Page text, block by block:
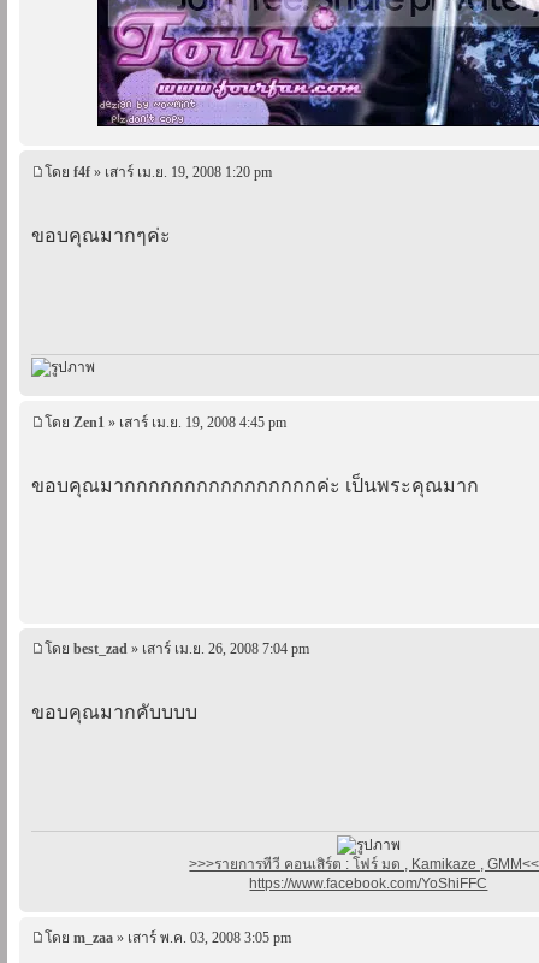
โดย f4f » เสาร์ เม.ย. 19, 2008 1:20 pm
ขอบคุณมากๆค่ะ
โดย Zen1 » เสาร์ เม.ย. 19, 2008 4:45 pm
ขอบคุณมากกกกกกกกกกกกกกกกค่ะ เป็นพระคุณมาก
โดย best_zad » เสาร์ เม.ย. 26, 2008 7:04 pm
ขอบคุณมากคับบบบ
>>>รายการทีวี คอนเสิร์ต : โฟร์ มด , Kamikaze ,
https://www.facebook.com/YoShiFFC
โดย m_zaa » เสาร์ พ.ค. 03, 2008 3:05 pm